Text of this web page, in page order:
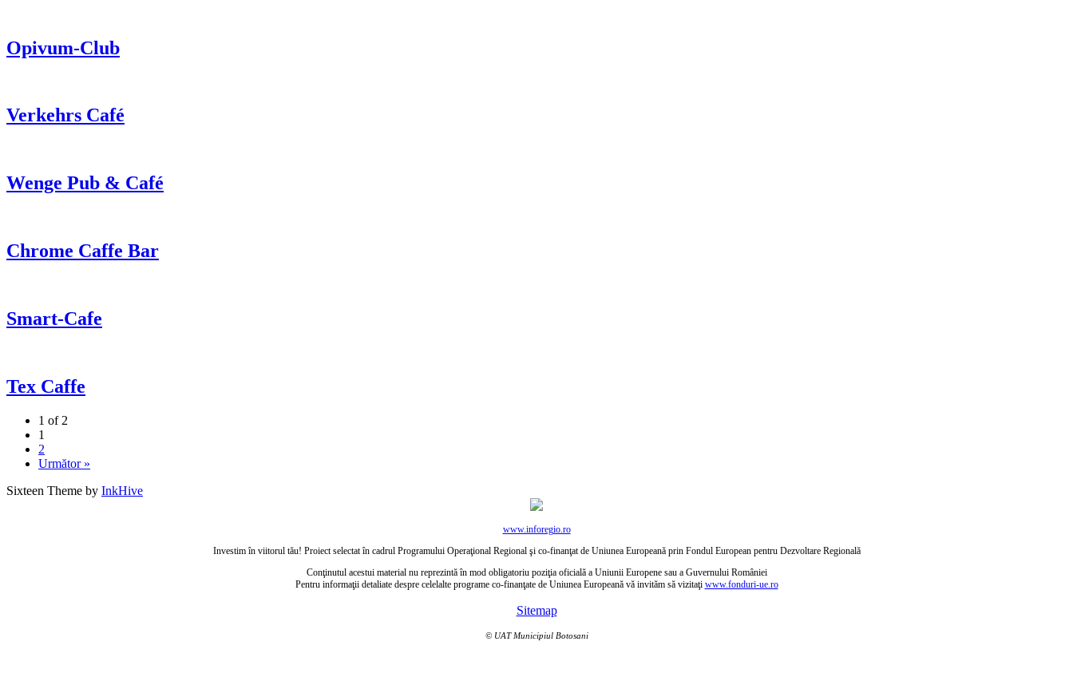
Opivum-Club
Verkehrs Café
Wenge Pub & Café
Chrome Caffe Bar
Smart-Cafe
Tex Caffe
1 of 2
1
2
Următor »
Sixteen Theme by InkHive
www.inforegio.ro
Investim în viitorul tău! Proiect selectat în cadrul Programului Operaţional Regional şi co-finanţat de Uniunea Europeană prin Fondul European pentru Dezvoltare Regională
Conţinutul acestui material nu reprezintă în mod obligatoriu poziţia oficială a Uniunii Europene sau a Guvernului României
Pentru informaţii detaliate despre celelalte programe co-finanţate de Uniunea Europeană vă invităm să vizitaţi www.fonduri-ue.ro
Sitemap
© UAT Municipiul Botosani